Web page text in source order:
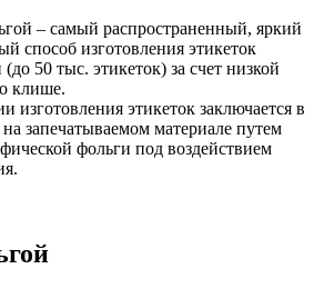
– самый распространенный, яркий
способ изготовления этикеток
50 тыс. этикеток) за счет низкой
клише.
изготовления этикеток заключается в
запечатываемом материале путем
фольги под воздействием